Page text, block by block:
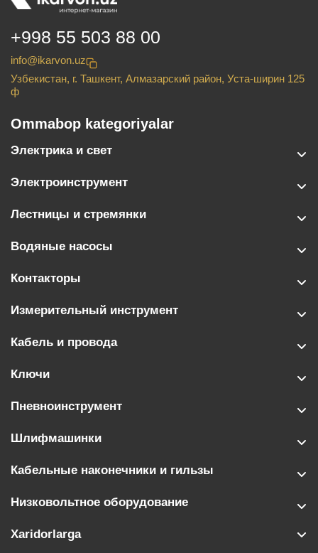
+998 55 503 88 00
info@ikarvon.uz
Узбекистан, г. Ташкент, Алмазарский район, Уста-ширин 125
ф
Ommabop kategoriyalar
Электрика и свет
Электроинструмент
Лестницы и стремянки
Водяные насосы
Контакторы
Измерительный инструмент
Кабель и провода
Ключи
Пневноинструмент
Шлифмашинки
Кабельные наконечники и гильзы
Низковольтное оборудование
Xaridorlarga